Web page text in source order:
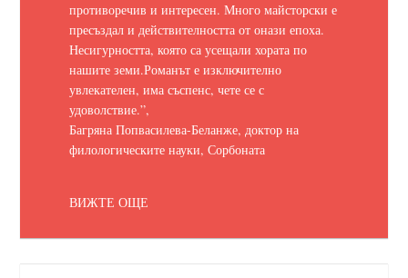
противоречив и интересен. Много майсторски е
пресъздал и действителността от онази епоха.
Несигурността, която са усещали хората по
нашите земи.Романът е изключително
увлекателен, има съспенс, чете се с
удоволствие.”,
Багряна Попвасилева-Беланже, доктор на
филологическите науки, Сорбоната
ВИЖТЕ ОЩЕ